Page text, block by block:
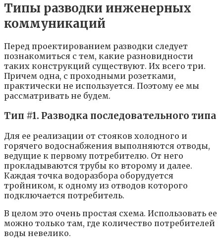
Типы разводки инженерных
коммуникаций
Перед проектированием разводки следует
познакомиться с тем, какие разновидности
таких конструкций существуют. Их всего три.
Причем одна, с проходными розетками,
практически не используется. Поэтому ее мы
рассматривать не будем.
Тип #1. Разводка последовательного типа
Для ее реализации от стояков холодного и
горячего водоснабжения выполняются отводы,
ведущие к первому потребителю. От него
прокладываются трубы ко второму и далее.
Каждая точка водоразбора оборудуется
тройником, к одному из отводов которого
подключается потребитель.
В целом это очень простая схема. Использовать ее
можно только там, где количество потребителей
воды невелико.